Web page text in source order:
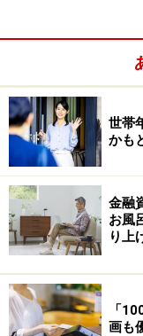
りました。以前は
めらうことが増
とめ買いや特売を
また、光熱費も値
を控えたり、時
のないコンセント
変化してきたと言
それでも「年金は
いる」感覚があるそ
税金や社会保険料
世帯
かも
金融
お風
り上
「
画も